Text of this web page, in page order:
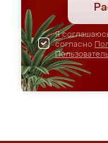
Я
согласно